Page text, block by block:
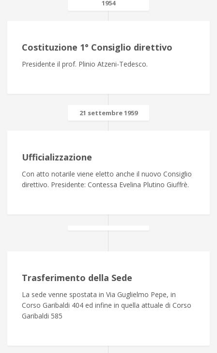
1954
Costituzione 1° Consiglio direttivo
Presidente il prof. Plinio Atzeni-Tedesco.
21 settembre 1959
Ufficializzazione
Con atto notarile viene eletto anche il nuovo Consiglio
direttivo. Presidente: Contessa Evelina Plutino Giuffrè.
Trasferimento della Sede
La sede venne spostata in Via Guglielmo Pepe, in
Corso Garibaldi 404 ed infine in quella attuale di Corso
Garibaldi 585